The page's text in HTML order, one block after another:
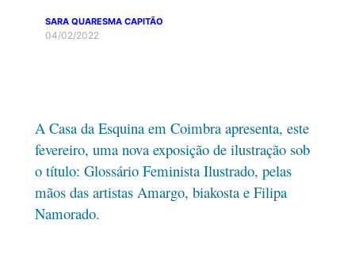
SARA QUARESMA CAPITÃO
04/02/2022
A Casa da Esquina em Coimbra apresenta, este
fevereiro, uma nova exposição de ilustração sob
o título: Glossário Feminista Ilustrado, pelas
mãos das artistas Amargo, biakosta e Filipa
Namorado.